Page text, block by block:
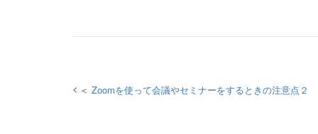
Zoomを使って会議やセミナーをするときの注意点２